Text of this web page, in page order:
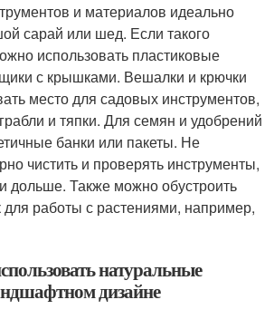
и материалов идеально
сарай или шед. Если такого
использовать пластиковые
с крышками. Вешалки и крючки
место для садовых инструментов,
и тяпки. Для семян и удобрений
банки или пакеты. Не
чистить и проверять инструменты,
дольше. Также можно обустроить
для работы с растениями, например,
натуральные
дизайне